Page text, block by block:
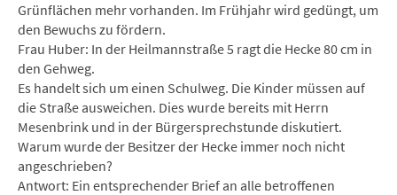
Grünflächen mehr vorhanden. Im Frühjahr wird gedüngt, um
den Bewuchs zu fördern.
Frau Huber: In der Heilmannstraße 5 ragt die Hecke 80 cm in
den Gehweg.
Es handelt sich um einen Schulweg. Die Kinder müssen auf
die Straße ausweichen. Dies wurde bereits mit Herrn
Mesenbrink und in der Bürgersprechstunde diskutiert.
Warum wurde der Besitzer der Hecke immer noch nicht
angeschrieben?
Antwort: Ein entsprechender Brief an alle betroffenen